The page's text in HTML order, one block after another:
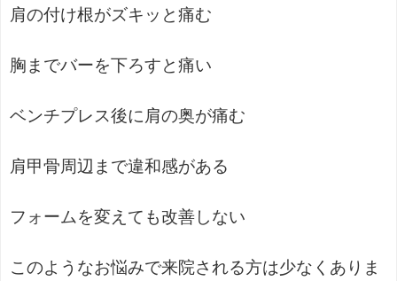
肩の付け根がズキッと痛む
胸までバーを下ろすと痛い
ベンチプレス後に肩の奥が痛む
肩甲骨周辺まで違和感がある
フォームを変えても改善しない
このようなお悩みで来院される方は少なくありま